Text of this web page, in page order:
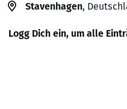
Stavenhagen,
Logg Dich ein, um alle